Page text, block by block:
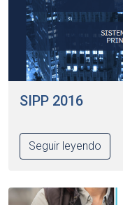
SIPP 2016
Seguir leyendo